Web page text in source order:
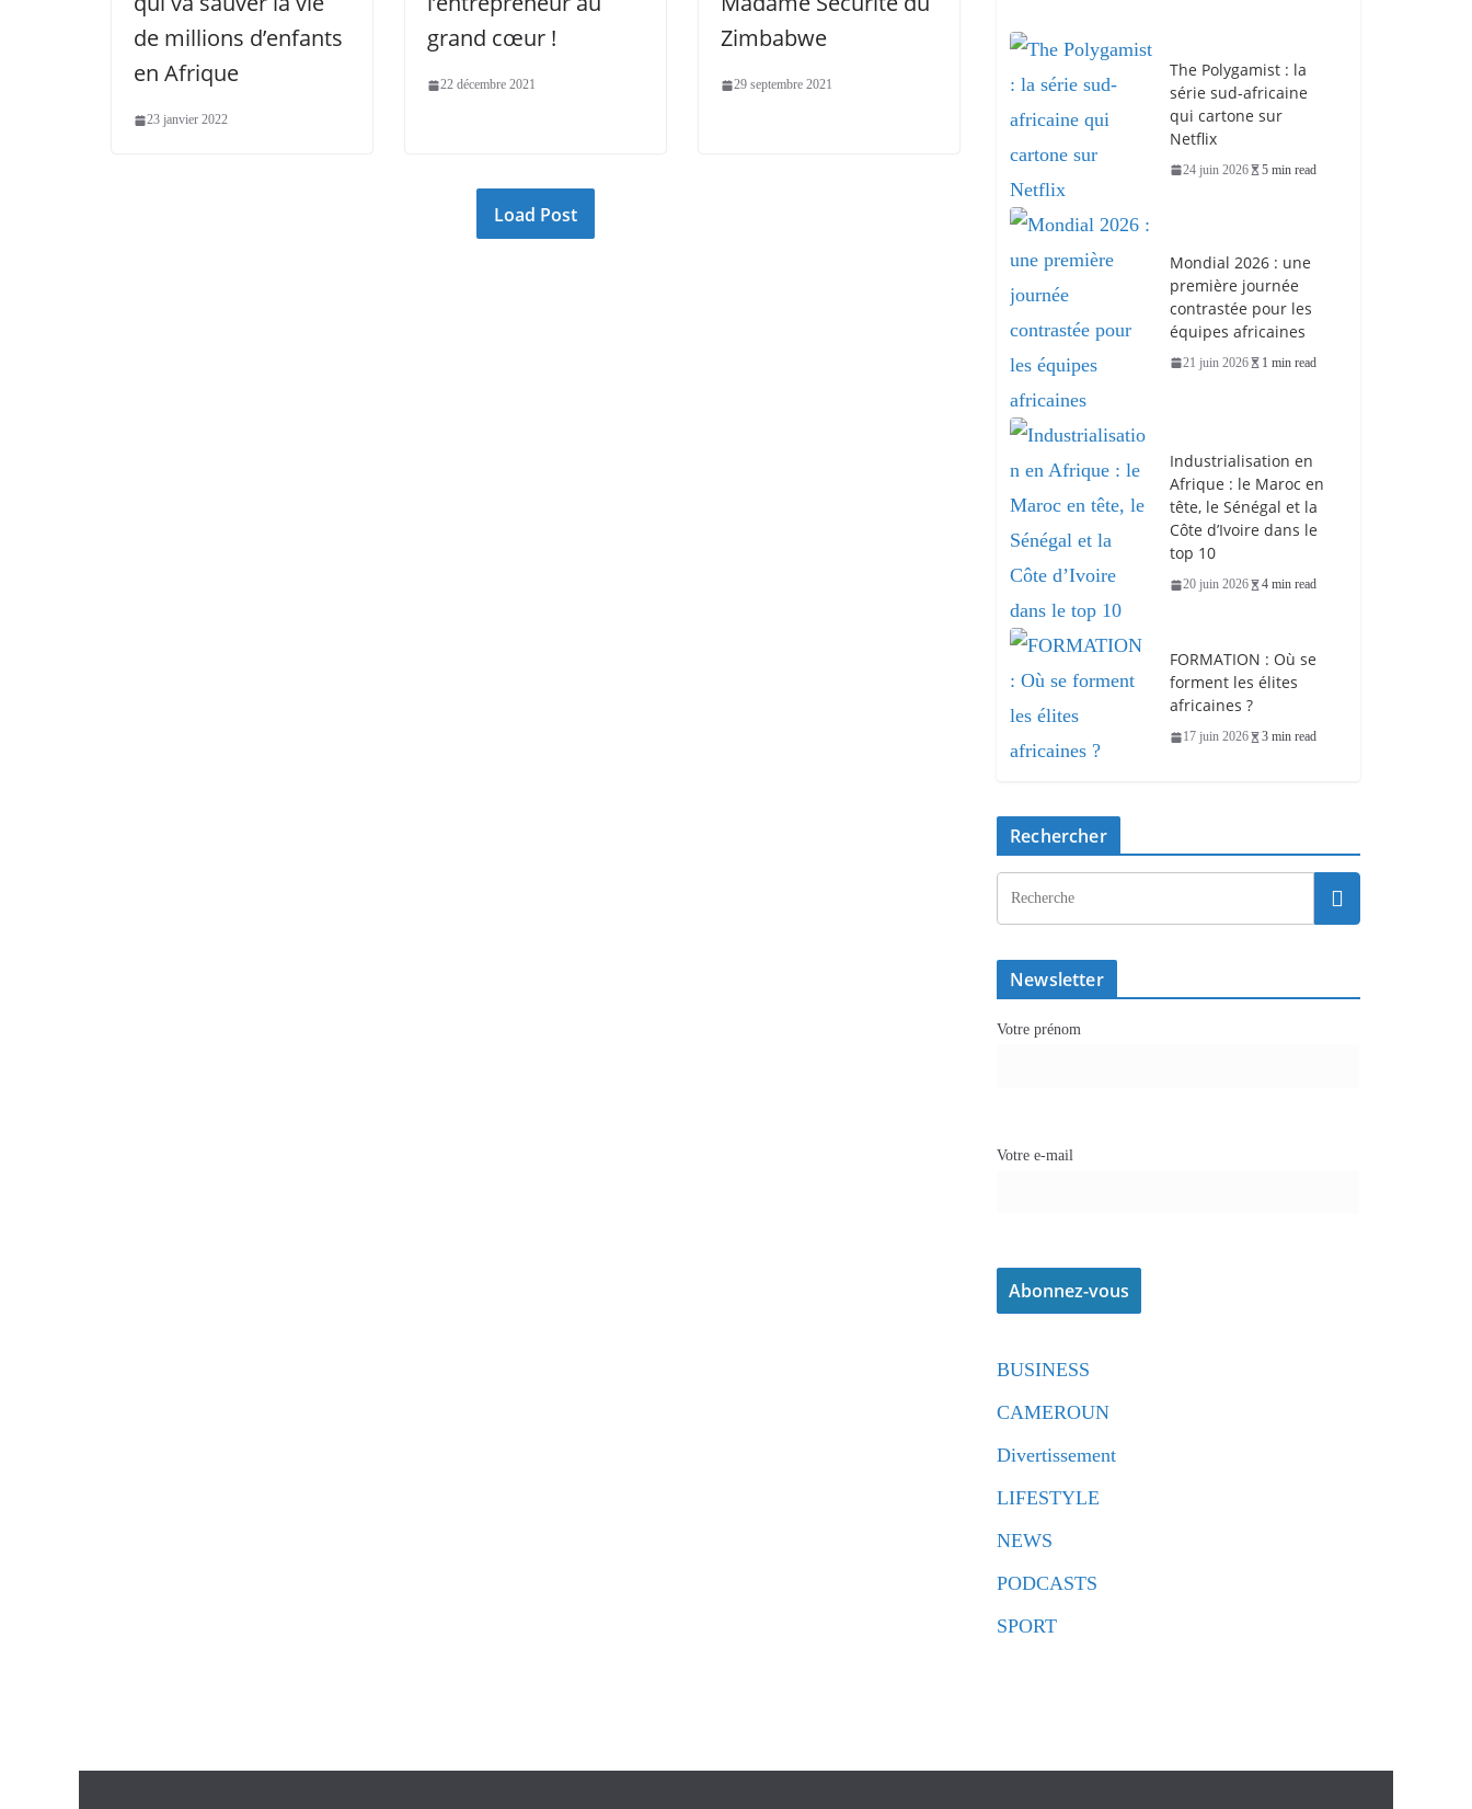
de millions d’enfants
en Afrique
23 janvier 2022
grand cœur !
22 décembre 2021
Zimbabwe
29 septembre 2021
Load Post
The Polygamist : la
série sud-africaine
qui cartone sur
Netflix
24 juin 2026 5 min read
Mondial 2026 : une
première journée
contrastée pour les
équipes africaines
21 juin 2026 1 min read
Industrialisation en
Afrique : le Maroc en
tête, le Sénégal et la
Côte d’Ivoire dans le
top 10
20 juin 2026 4 min read
FORMATION : Où se
forment les élites
africaines ?
17 juin 2026 3 min read
Rechercher
Newsletter
Votre prénom
Votre e-mail
BUSINESS
CAMEROUN
Divertissement
LIFESTYLE
NEWS
PODCASTS
SPORT